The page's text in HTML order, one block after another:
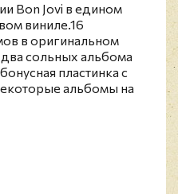
Bon Jovi в едином
виниле.16
в оригинальном
сольных альбома
пластинка с
альбомы на
Jovi - американская
которая была
популярности
"Slippery When
их альбомы были
копий. Они